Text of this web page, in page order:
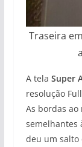
Traseira
A tela Super
resolução
As bordas
semelhantes
deu um salto